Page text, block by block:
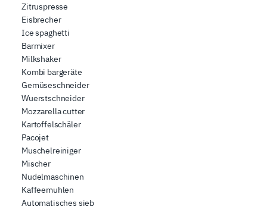
Zitruspresse
Eisbrecher
Ice spaghetti
Barmixer
Milkshaker
Kombi bargeräte
Gemüseschneider
Wuerstschneider
Mozzarella cutter
Kartoffelschäler
Pacojet
Muschelreiniger
Mischer
Nudelmaschinen
Kaffeemuhlen
Automatisches sieb